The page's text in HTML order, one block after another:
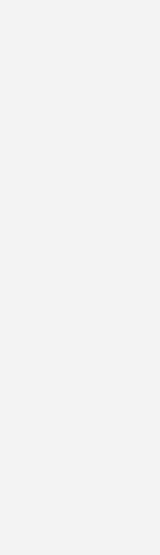
nach links und
Beispiel aufgrund von
Blattverwindungen oder
asymmetrisch
beispielsweise ein
die anderen Rotorblätter
bedingte
wegen ungleichmäßig
unzulässiger Unwucht
ein Drittel leidet unter
ist durch eine
sich beide
führt zu Schwierigkeiten
die Kräfte aus der
der Komponenten
periodisches
senken und